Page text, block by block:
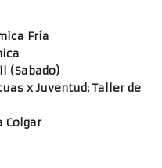
Fría
(Sabado)
x Juventud: Taller de
Colgar